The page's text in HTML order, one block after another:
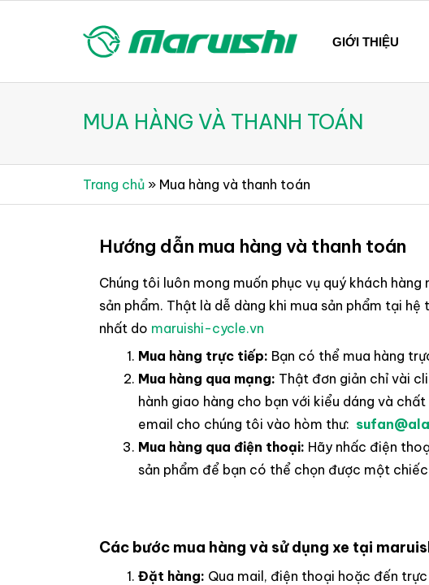
Xe đạp Nhật Bản Maruishi –
GIỚI THIỆU
MUA HÀNG VÀ THANH TOÁN
Trang chủ » Mua hàng và thanh toán
Hướng dẫn mua hàng và thanh toán
Chúng tôi luôn mong muốn phục vụ quý khách
sản phẩm. Thật là dễ dàng khi mua sản phẩm tại
nhất do maruishi-cycle.vn
Mua hàng trực tiếp: Bạn có thể mua hàng
Mua hàng qua mạng: Thật đơn giản chỉ vài
hành giao hàng cho bạn với kiểu dáng và
email cho chúng tôi vào hòm thư:
Mua hàng qua điện thoại: Hãy nhấc điện
sản phẩm để bạn có thể chọn được một
Các bước mua hàng và sử dụng xe tại
Đặt hàng: Qua mail, điện thoại hoặc đến